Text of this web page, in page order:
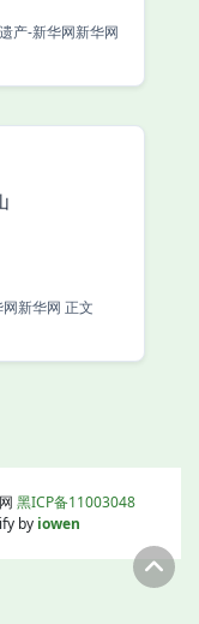
产-新华网新华网
华网 正文
黑ICP备11003048
by iowen